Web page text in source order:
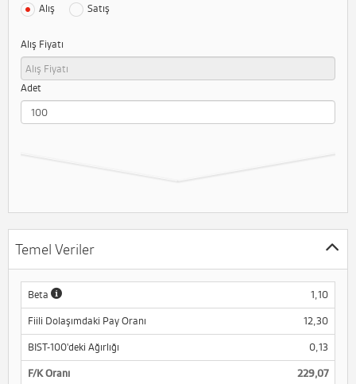
Alış
Satış
Alış Fiyatı
Adet
Temel Veriler
Beta 1,10
Fiili Dolaşımdaki Pay Oranı 12,30
BIST-100'deki Ağırlığı 0,13
F/K Oranı 229,07